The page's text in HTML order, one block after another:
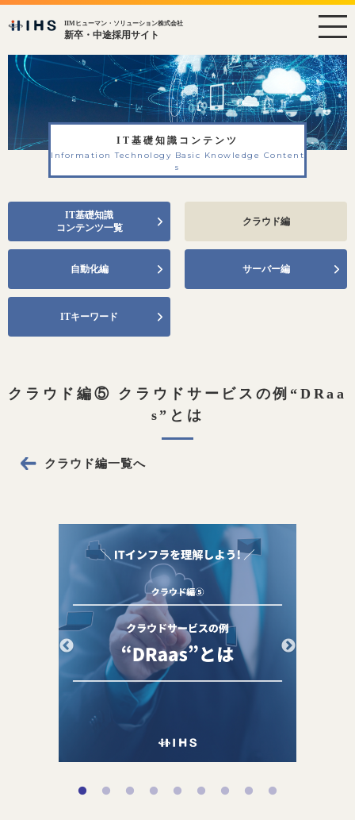
IIMヒューマン・ソリューション株式会社
新卒・中途採用サイト
IT基礎知識コンテンツ
Information Technology Basic Knowledge Content
s
IT基礎知識
コンテンツ一覧
クラウド編
自動化編 サーバー編
ITキーワード
クラウド編⑤ クラウドサービスの例“DRaa
s”とは
クラウド編一覧へ